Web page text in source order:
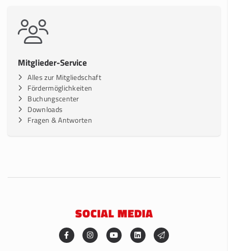
Mitglieder-Service
Alles zur Mitgliedschaft
Fördermöglichkeiten
Buchungscenter
Downloads
Fragen & Antworten
SOCIAL MEDIA